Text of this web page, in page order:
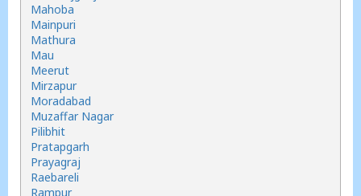
Mahoba
Mainpuri
Mathura
Mau
Meerut
Mirzapur
Moradabad
Muzaffar Nagar
Pilibhit
Pratapgarh
Prayagraj
Raebareli
Rampur